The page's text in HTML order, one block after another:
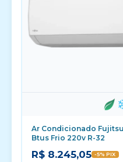
Ar Condicionado
Btus Frio 220v R-32
R$ 8.245,05 -5% PIX